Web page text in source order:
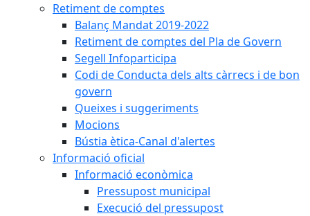
Retiment de comptes
Balanç Mandat 2019-2022
Retiment de comptes del Pla de Govern
Segell Infoparticipa
Codi de Conducta dels alts càrrecs i de bon
govern
Queixes i suggeriments
Mocions
Bústia ètica-Canal d'alertes
Informació oficial
Informació econòmica
Pressupost municipal
Execució del pressupost